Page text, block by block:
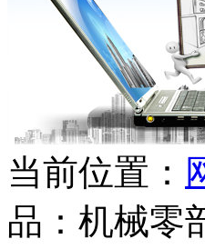
当前位置：
品：机械零